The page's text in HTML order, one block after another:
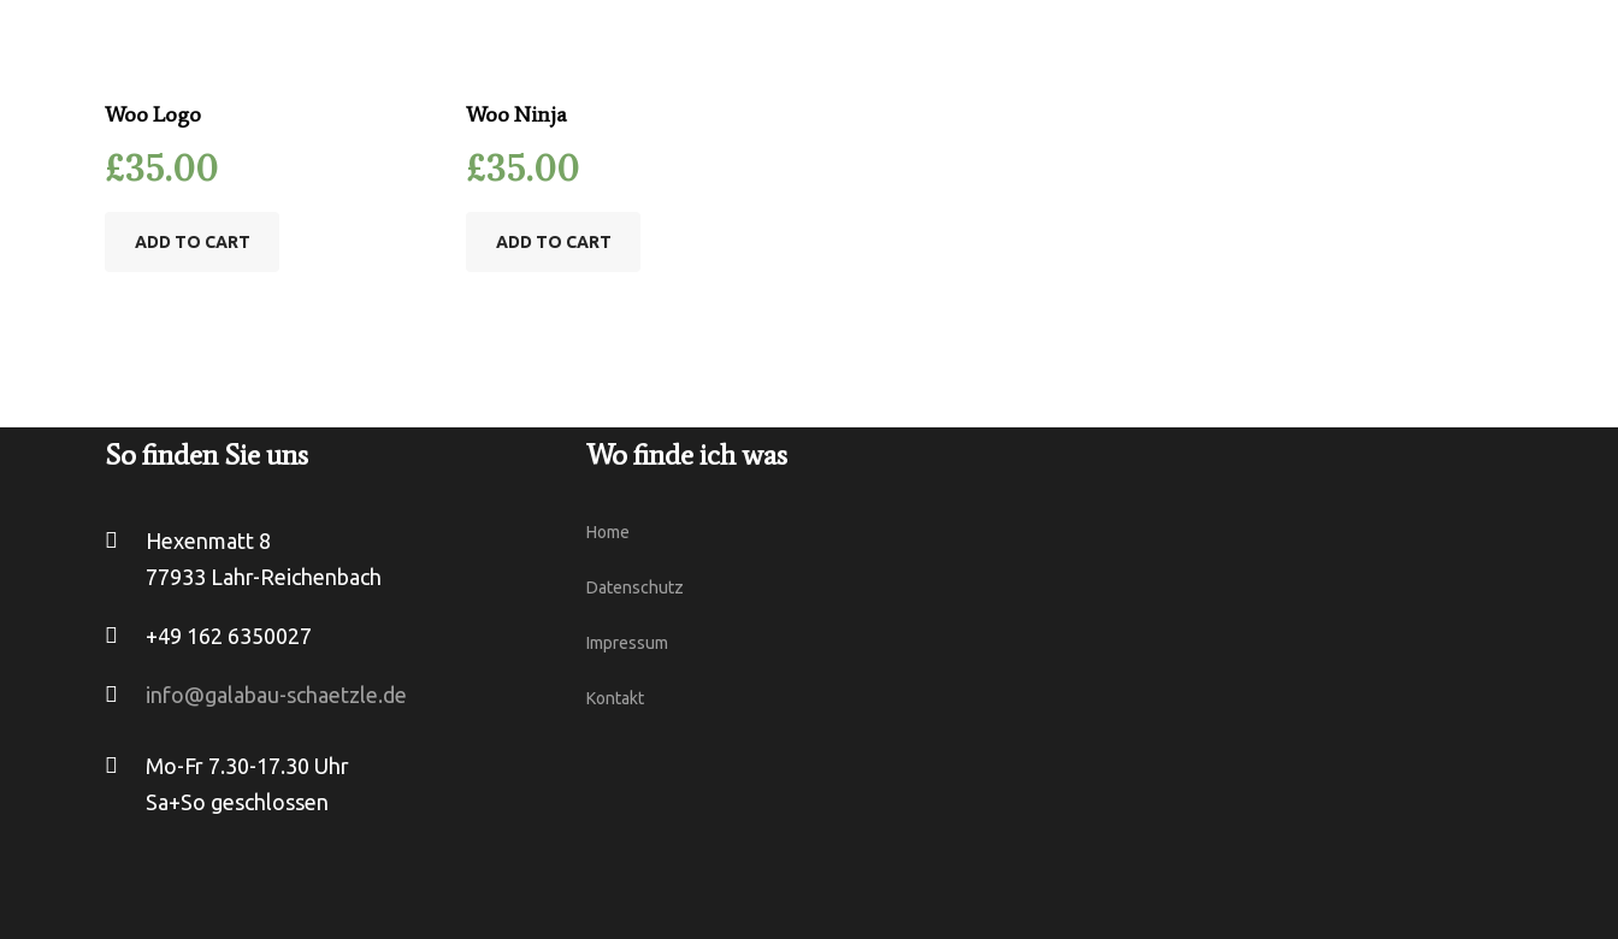
Woo Logo
£35.00
ADD TO CART
Woo Ninja
£35.00
ADD TO CART
So finden Sie uns
Hexenmatt 8
77933 Lahr-Reichenbach
+49 162 6350027
info@galabau-schaetzle.de
Mo-Fr 7.30-17.30 Uhr
Sa+So geschlossen
Wo finde ich was
Home
Datenschutz
Impressum
Kontakt